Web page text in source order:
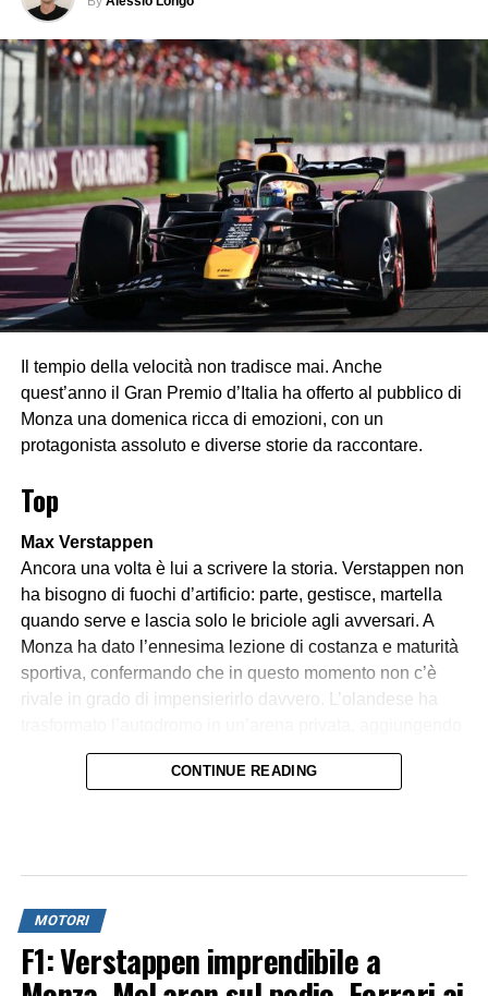
Il tempio della velocità non tradisce mai. Anche
quest’anno il Gran Premio d’Italia ha offerto al pubblico di
Monza una domenica ricca di emozioni, con un
protagonista assoluto e diverse storie da raccontare.
Top
Max Verstappen
Ancora una volta è lui a scrivere la storia. Verstappen non
ha bisogno di fuochi d’artificio: parte, gestisce, martella
quando serve e lascia solo le briciole agli avversari. A
Monza ha dato l’ennesima lezione di costanza e maturità
sportiva, confermando che in questo momento non c’è
rivale in grado di impensierirlo davvero. L’olandese ha
un altro sigillo a una carriera che sembra non conoscere
di qualità. Secondo posto conquistato con grinta, ritmo
sorpassi impossibili su Verstappen, ma ha consolidato la
sua posizione, difendendo con autorità dagli inseguitori e
portando la McLaren a un risultato di prestigio. Una
CONTINUE READING
MOTORI
F1: Verstappen imprendibile a